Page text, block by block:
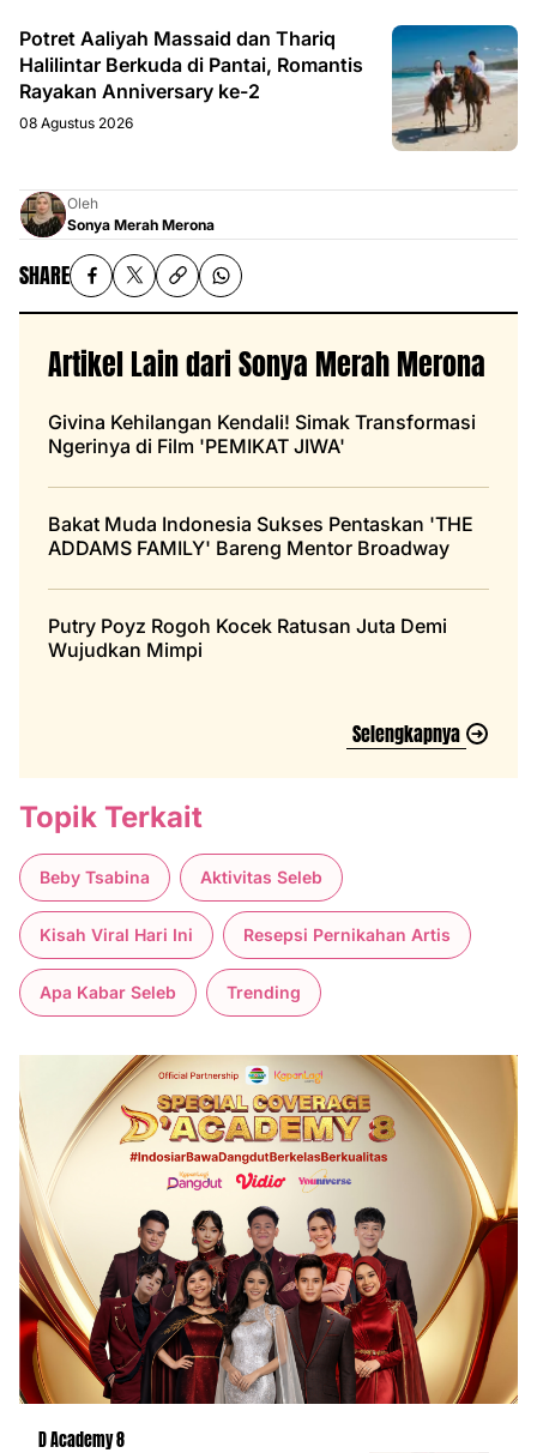
Potret Aaliyah Massaid dan Thariq
Halilintar Berkuda di Pantai, Romantis
Rayakan Anniversary ke-2
08 Agustus 2026
Oleh
Sonya Merah Merona
SHARE
Artikel Lain dari Sonya Merah Merona
Givina Kehilangan Kendali! Simak Transformasi
Ngerinya di Film 'PEMIKAT JIWA'
Bakat Muda Indonesia Sukses Pentaskan 'THE
ADDAMS FAMILY' Bareng Mentor Broadway
Putry Poyz Rogoh Kocek Ratusan Juta Demi
Wujudkan Mimpi
Selengkapnya
Topik Terkait
Beby Tsabina Aktivitas Seleb
Kisah Viral Hari Ini Resepsi Pernikahan Artis
Apa Kabar Seleb Trending
D Academy 8